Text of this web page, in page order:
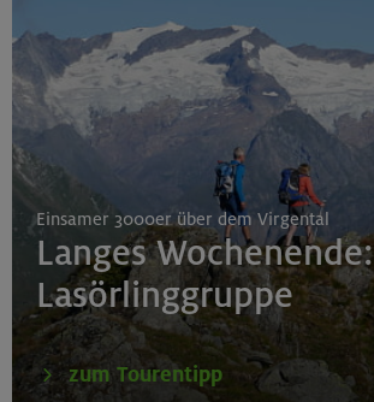
Einsamer 3000er über dem Virgental
Langes Wochenende:
Lasörlinggruppe
zum Tourentipp